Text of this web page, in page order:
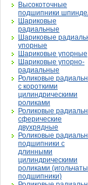
Высокоточные
подшипники
Шариковые
радиальные
Шариковые
упорные
Шариковые упорные
Шариковые упорно-
радиальные
Роликовые
с короткими
цилиндрическими
роликами
Роликовые
сферические
двухрядные
Роликовые
подшипники с
длинными
цилиндрическими
роликами
подшипники)